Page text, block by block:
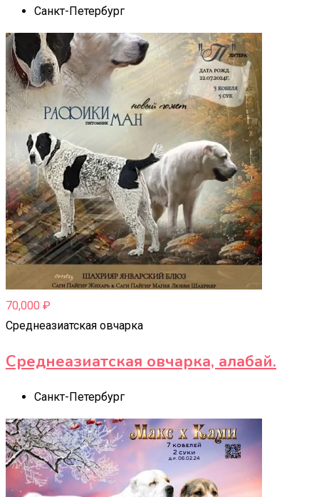
Санкт-Петербург
70,000 ₽
Среднеазиатская овчарка
Среднеазиатская овчарка, алабай.
Санкт-Петербург